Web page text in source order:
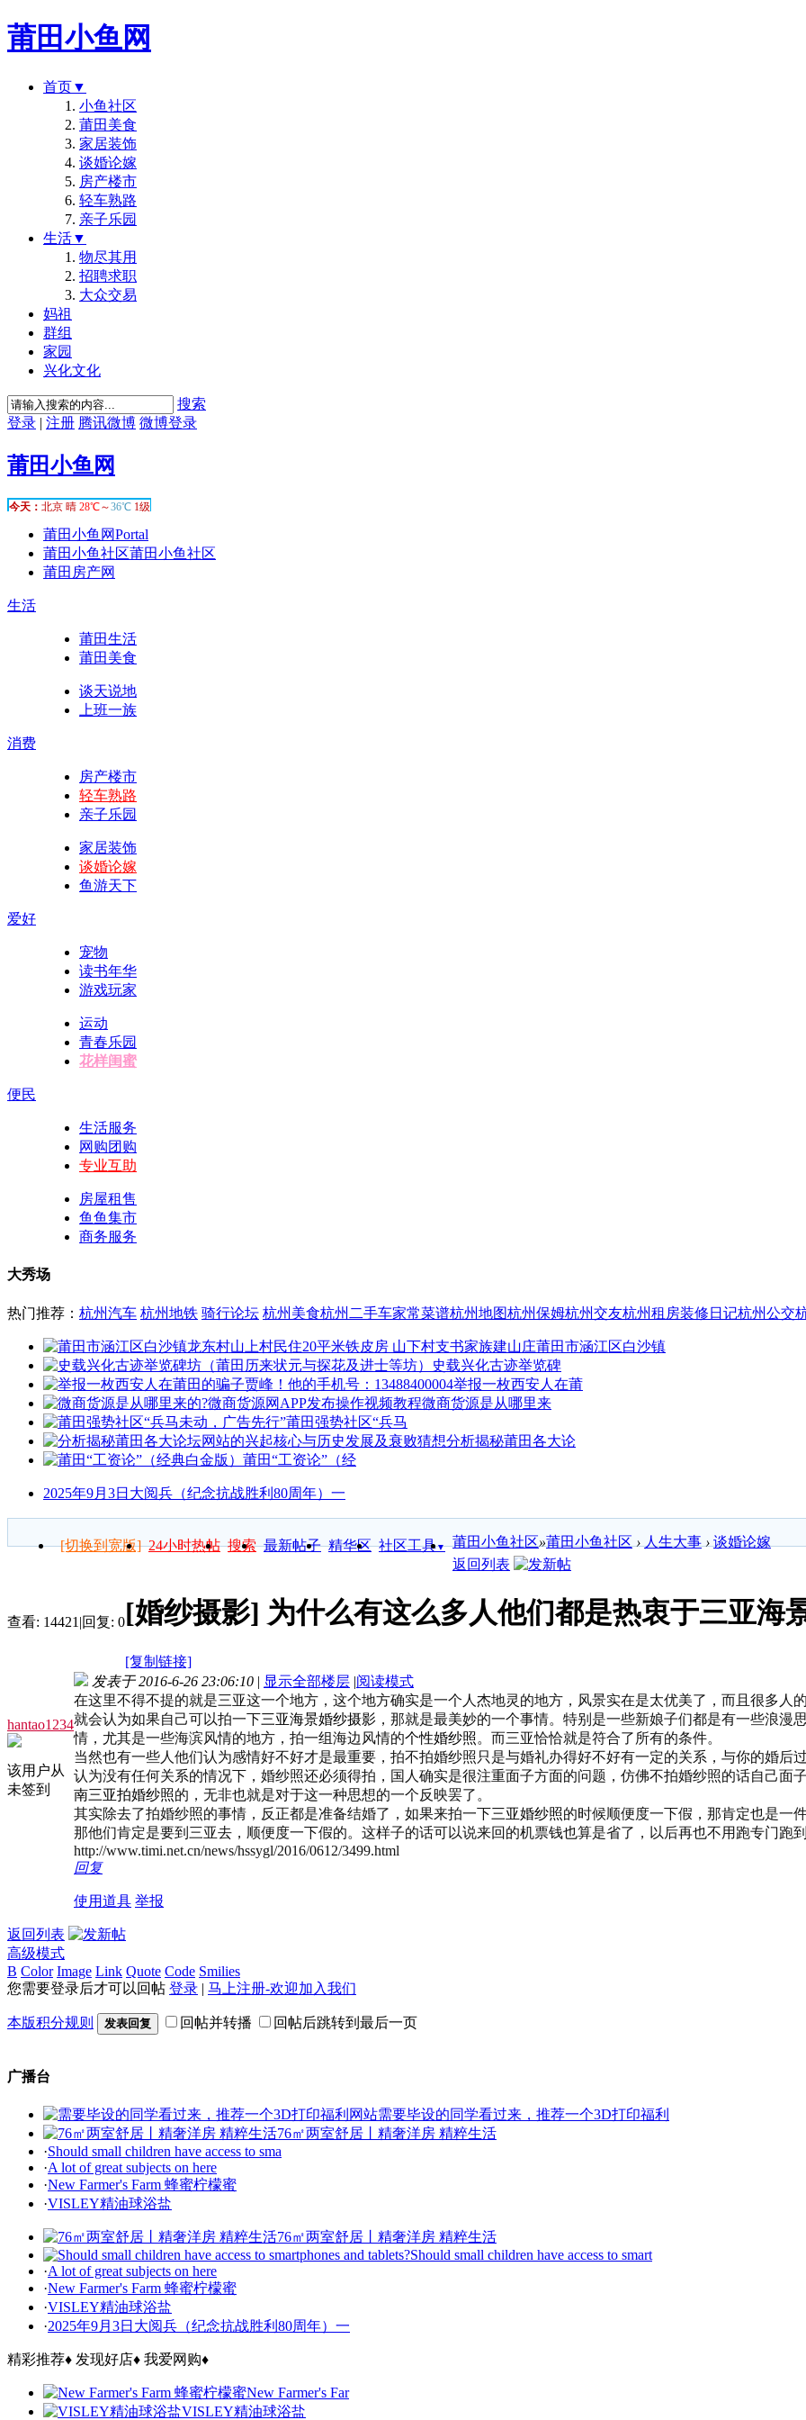
莆田小鱼网
首页▼
小鱼社区
莆田美食
家居装饰
谈婚论嫁
房产楼市
轻车熟路
亲子乐园
生活▼
物尽其用
招聘求职
大众交易
妈祖
群组
家园
兴化文化
搜索
登录 | 注册 腾讯微博 微博登录
莆田小鱼网
莆田小鱼网Portal
莆田小鱼社区莆田小鱼社区
莆田房产网
生活
莆田生活
莆田美食
谈天说地
上班一族
消费
房产楼市
轻车熟路
亲子乐园
家居装饰
谈婚论嫁
鱼游天下
爱好
宠物
读书年华
游戏玩家
运动
青春乐园
花样闺蜜
便民
生活服务
网购团购
专业互助
房屋租售
鱼鱼集市
商务服务
大秀场
热门推荐： 杭州汽车 杭州地铁 骑行论坛 杭州美食杭州二手车家常菜谱杭州地图杭州保姆杭州交友杭州租房装修日记杭州公交
莆田市涵江区白沙镇
史载兴化古迹举览碑
举报一枚西安人在莆
微商货源是从哪里来
莆田强势社区“兵马
分析揭秘莆田各大论
莆田“工资论”（经
2025年9月3日大阅兵（纪念抗战胜利80周年）一
[切换到宽版] 24小时热帖 搜索 最新帖子 精华区 社区工具▼ 莆田小鱼社区»莆田小鱼社区 › 人生大事 › 谈婚论嫁
返回列表
查看: 14421 |回复: 0[婚纱摄影] 为什么有这么多人他们都是热衷于三亚海
[复制链接]
hantao1234
该用户从
未签到
发表于 2016-6-26 23:06:10 | 显示全部楼层 |阅读模式
在这里不得不提的就是三亚这一个地方，这个地方确实是一个人杰地灵的地方，风景实在是太优美了，而且很多人
就会认为如果自己可以拍一下三亚海景婚纱摄影 ，那就是最美妙的一个事情。特别是一些新娘子们都是有一些浪
情，尤其是一些海滨风情的地方，拍一组海边风情的个性婚纱照。而三亚恰恰就是符合了所有的条件。
当然也有一些人他们认为感情好不好才是最重要，拍不拍婚纱照只是与婚礼办得好不好有一定的关系，与你的婚后
认为没有任何关系的情况下，婚纱照还必须得拍，国人确实是很注重面子方面的问题，仿佛不拍婚纱照的话自己面
南三亚拍婚纱照的，无非也就是对于这一种思想的一个反映罢了。
其实除去了拍婚纱照的事情，反正都是准备结婚了，如果来拍一下三亚婚纱照的时候顺便度一下假，那肯定也是一
那他们肯定是要到三亚去，顺便度一下假的。这样子的话可以说来回的机票钱也算是省了，以后再也不用跑专门跑
http://www.timi.net.cn/news/hssygl/2016/0612/3499.html
回复
使用道具 举报
返回列表
高级模式
B Color Image Link Quote Code Smilies
您需要登录后才可以回帖 登录 | 马上注册-欢迎加入我们
本版积分规则 发表回复 回帖并转播 回帖后跳转到最后一页
广播台
需要毕设的同学看过来，推荐一个3D打印福利
76㎡两室舒居丨精奢洋房 精粹生活
·Should small children have access to sma
·A lot of great subjects on here
·New Farmer's Farm 蜂蜜柠檬蜜
·VISLEY精油球浴盐
76㎡两室舒居丨精奢洋房 精粹生活
Should small children have access to smart
·A lot of great subjects on here
·New Farmer's Farm 蜂蜜柠檬蜜
·VISLEY精油球浴盐
·2025年9月3日大阅兵（纪念抗战胜利80周年）一
精彩推荐♦ 发现好店♦ 我爱网购♦
New Farmer's Far
VISLEY精油球浴盐